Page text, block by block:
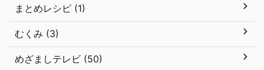
まとめレシピ (1)
むくみ (3)
めざましテレビ (50)